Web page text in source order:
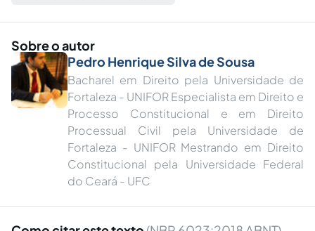
Sobre o autor
Pedro Henrique Silva de Sousa
Bacharel em Direito pela Universidade de
Fortaleza - UNIFOR Especialista em Direito e
Processo Constitucional e em Direito
Processual Civil pela Universidade de
Fortaleza - UNIFOR Mestrando em Direito
Constitucional pela Universidade Federal
do Ceará - UFC